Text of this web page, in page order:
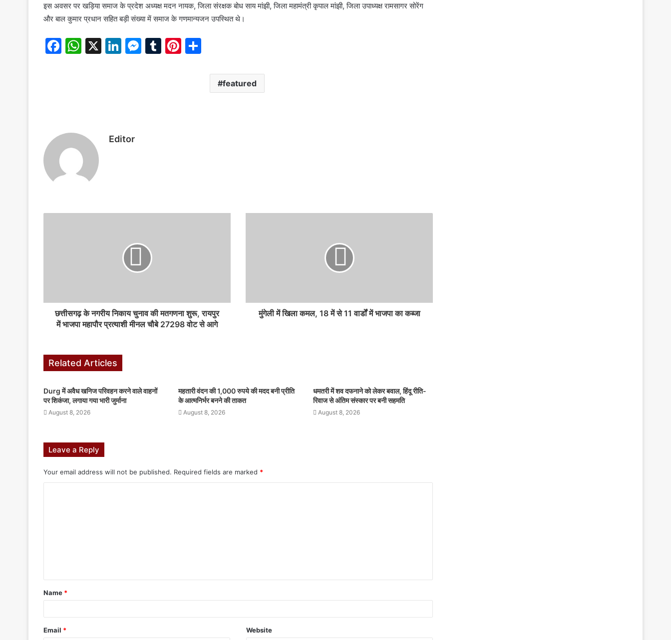
इस अवसर पर खड़िया समाज के प्रदेश अध्यक्ष मदन नायक, जिला संरक्षक बोध साय मांझी, जिला महामंत्री कृपाल मांझी, जिला उपाध्यक्ष रामसागर सोरेंग
और बाल कुमार प्रधान सहित बड़ी संख्या में समाज के गणमान्यजन उपस्थित थे।
F
k
W
p
X
Li M T
Pi
ar
e
featured
Editor
छत्तीसगढ़ के नगरीय निकाय चुनाव की मतगणना शुरू, रायपुर
में भाजपा महापौर प्रत्याशी मीनल चौबे 27298 वोट से आगे
मुंगेली में खिला कमल, 18 में से 11 वार्डों में भाजपा का कब्जा
Related Articles
Durg में अवैध खनिज परिवहन करने वाले वाहनों
पर शिकंजा, लगाया गया भारी जुर्माना
August 8, 2026
महतारी वंदन की 1,000 रुपये की मदद बनी प्रीति
के आत्मनिर्भर बनने की ताकत
August 8, 2026
धमतरी में शव दफनाने को लेकर बवाल, हिंदू रीति-
रिवाज से अंतिम संस्कार पर बनी सहमति
August 8, 2026
Leave a Reply
Your email address will not be published. Required fields are marked *
Name *
Email * Website